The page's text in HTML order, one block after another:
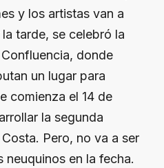
y los artistas van a
tarde, se celebró la
donde
un lugar para
comienza el 14 de
la segunda
Pero, no va a ser
neuquinos en la fecha.